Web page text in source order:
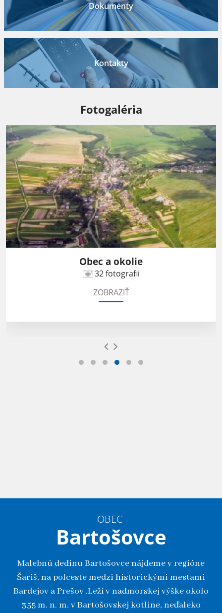
Dokumenty
Kontakty
Fotogaléria
Obec a okolie
32 fotografii
ZOBRAZIŤ
OBEC
Bartošovce
Malebnú dedinu Bartošovce nájdeme v regióne
Šariš, na polceste medzi historickými mestami
Bardejov a Prešov .Leží v nadmorskej výške okolo
355 m. n. m. v Bartošovskej kotline, neďaleko